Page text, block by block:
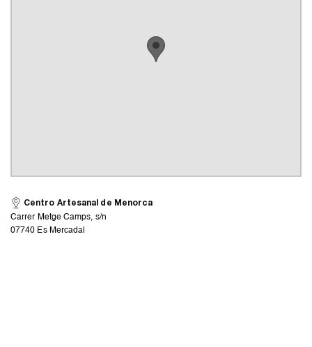
Centro Artesanal de Menorca
Carrer Metge Camps, s/n
07740 Es Mercadal